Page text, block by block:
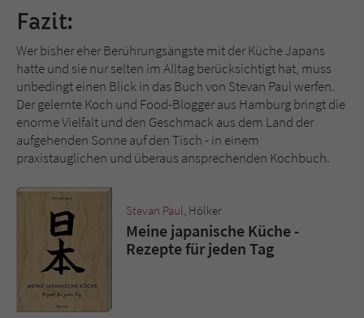
Fazit:
Wer bisher eher Berührungsängste mit der Küche Japans
hatte und sie nur selten im Alltag berücksichtigt hat, muss
unbedingt einen Blick in das Buch von Stevan Paul werfen.
Der gelernte Koch und Food-Blogger aus Hamburg bringt die
enorme Vielfalt und den Geschmack aus dem Land der
aufgehenden Sonne auf den Tisch - in einem
praxistauglichen und überaus ansprechenden Kochbuch.
Stevan Paul, Hölker
Meine japanische Küche -
Rezepte für jeden Tag